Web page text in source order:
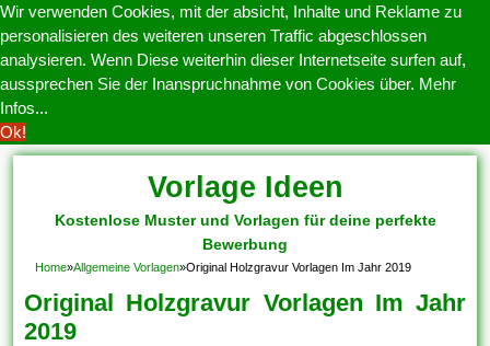
Wir verwenden Cookies, mit der absicht, Inhalte und Reklame zu
personalisieren des weiteren unseren Traffic abgeschlossen
analysieren. Wenn Diese weiterhin dieser Internetseite surfen auf,
aussprechen Sie der Inanspruchnahme von Cookies über. Mehr
Infos...
Ok!
Vorlage Ideen
Kostenlose Muster und Vorlagen für deine perfekte
Bewerbung
Home»Allgemeine Vorlagen»Original Holzgravur Vorlagen Im Jahr 2019
Original Holzgravur Vorlagen Im Jahr
2019